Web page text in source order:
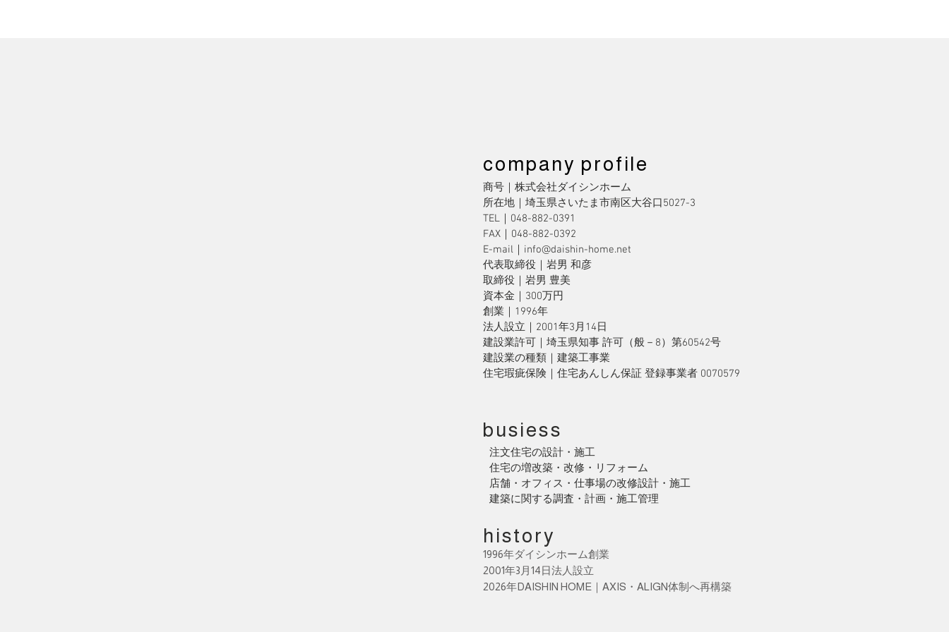
company profile
商号｜株式会社ダイシンホーム
所在地｜埼玉県さいたま市南区大谷口5027-3
TEL｜048-882-0391
FAX｜048-882-0392
E-mail｜info@daishin-home.net
代表取締役｜岩男 和彦
取締役｜岩男 豊美
資本金｜300万円
創業｜1996年
法人設立｜2001年3月14日
建設業許可｜埼玉県知事 許可（般－8）第60542号
建設業の種類｜建築工事業
住宅瑕疵保険｜住宅あんしん保証 登録事業者 0070579
busiess
注文住宅の設計・施工
住宅の増改築・改修・リフォーム
店舗・オフィス・仕事場の改修設計・施工
建築に関する調査・計画・施工管理
history
1996年ダイシンホーム創業
2001年3月14日法人設立
2026年DAISHIN HOME｜AXIS・ALIGN体制へ再構築